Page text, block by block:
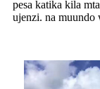
pesa katika kila
ujenzi. na muundo